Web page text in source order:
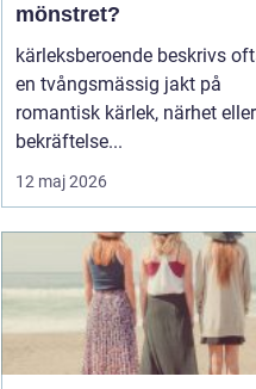
mönstret?
kärleksberoende beskrivs
en tvångsmässig jakt på
romantisk kärlek, närhet eller
bekräftelse...
12 maj 2026